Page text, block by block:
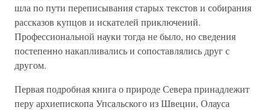
шла по пути переписывания старых текстов и собирания
рассказов купцов и искателей приключений.
Профессиональной науки тогда не было, но сведения
постепенно накапливались и сопоставлялись друг с
другом.
Первая подробная книга о природе Севера принадлежит
перу архиепископа Упсальского из Швеции, Олауса